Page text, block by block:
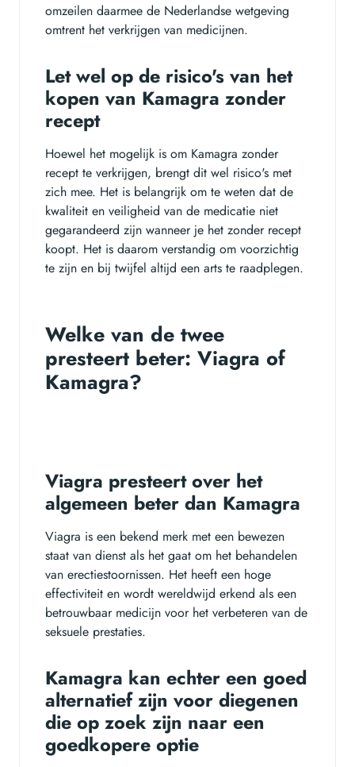
omzeilen daarmee de Nederlandse wetgeving
omtrent het verkrijgen van medicijnen.
Let wel op de risico's van het
kopen van Kamagra zonder
recept
Hoewel het mogelijk is om Kamagra zonder
recept te verkrijgen, brengt dit wel risico's met
zich mee. Het is belangrijk om te weten dat de
kwaliteit en veiligheid van de medicatie niet
gegarandeerd zijn wanneer je het zonder recept
koopt. Het is daarom verstandig om voorzichtig
te zijn en bij twijfel altijd een arts te raadplegen.
Welke van de twee
presteert beter: Viagra of
Kamagra?
Viagra presteert over het
algemeen beter dan Kamagra
Viagra is een bekend merk met een bewezen
staat van dienst als het gaat om het behandelen
van erectiestoornissen. Het heeft een hoge
effectiviteit en wordt wereldwijd erkend als een
betrouwbaar medicijn voor het verbeteren van de
seksuele prestaties.
Kamagra kan echter een goed
alternatief zijn voor diegenen
die op zoek zijn naar een
goedkopere optie